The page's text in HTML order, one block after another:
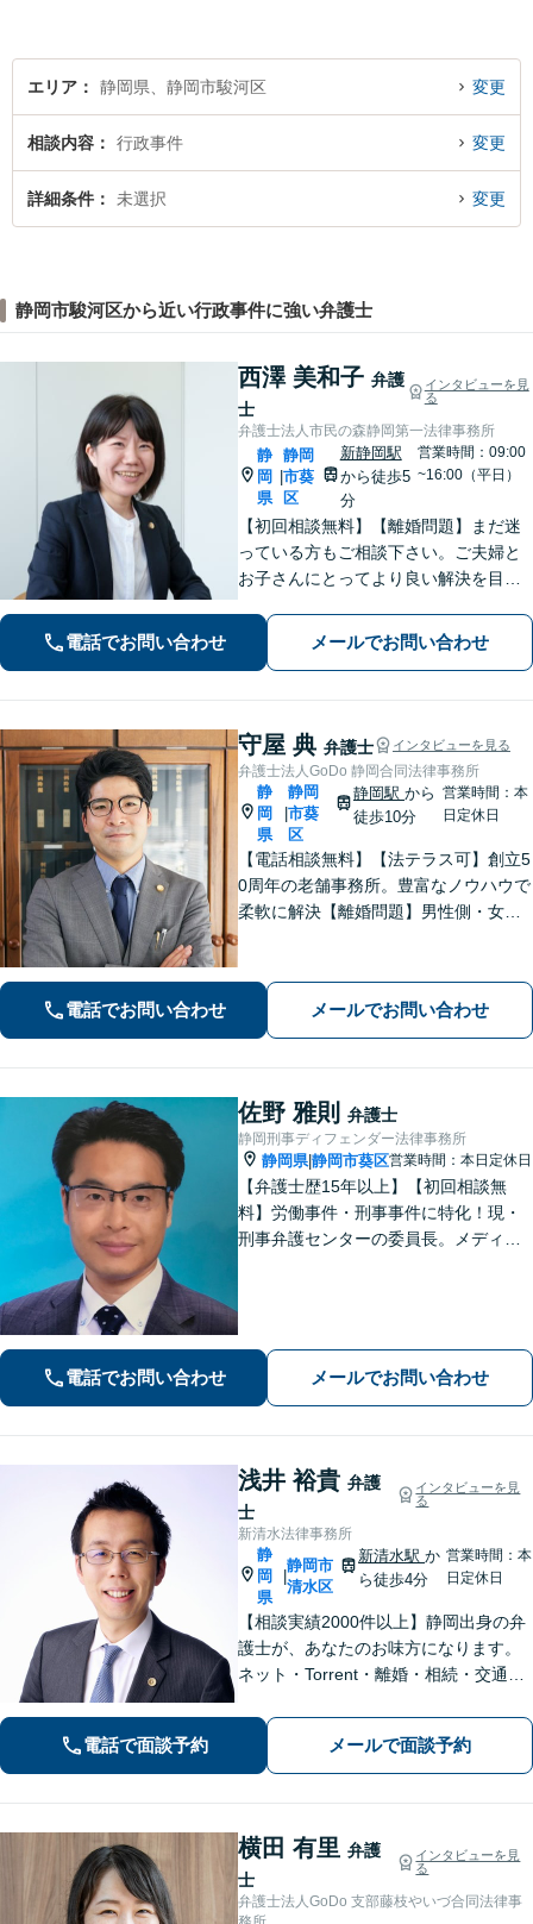
い。
エリア 静岡県、静岡市駿河区 変更
相談内容 行政事件 変更
詳細条件 未選択 変更
静岡市駿河区から近い行政事件に強い弁護士
西澤 美和子 弁護
士
インタビューを見
る
弁護士法人市民の森静岡第一法律事務所
静
岡
県
静岡
市葵
区
新静岡駅
から徒歩5
分
営業時間：09:00
~16:00（平日）
【初回相談無料】【離婚問題】まだ迷
っている方もご相談下さい。ご夫婦と
お子さんにとってより良い解決を目指
労働問題など、幅広いお悩みに対応し
ます。【静岡市／焼津市／島田市／藤
電話でお問い合わせ メールでお問い合わせ
守屋 典 弁護士 インタビューを見る
弁護士法人GoDo 静岡合同法律事務所
静
岡
県
|
静岡
市葵
区
静岡駅 から
徒歩10分
営業時間：本
日定休日
【電話相談無料】【法テラス可】創立5
0周年の老舗事務所。豊富なノウハウで
柔軟に解決【離婚問題】男性側・女性
対応【借金・債務整理】個人・法人と
もに相談可【静岡駅10分】
電話でお問い合わせ メールでお問い合わせ
佐野 雅則 弁護士
静岡刑事ディフェンダー法律事務所
静岡県|静岡市葵区営業時間：本日定休日
【弁護士歴15年以上】【初回相談無
料】労働事件・刑事事件に特化！現・
刑事弁護センターの委員長。メディア
電話でお問い合わせ メールでお問い合わせ
浅井 裕貴 弁護
士
インタビューを見
る
新清水法律事務所
静
岡
県
|
静岡市
清水区
新清水駅か
ら徒歩4分
営業時間：本
日定休日
【相談実績2000件以上】静岡出身の弁
護士が、あなたのお味方になります。
ネット・Torrent・離婚・相続・交通事
談ください。初回電話10分無料。全国
対応。親身なサポートをいたします。
【新清水駅5分】
電話で面談予約 メールで面談予約
横田 有里 弁護
士
インタビューを見
る
弁護士法人GoDo 支部藤枝やいづ合同法律事